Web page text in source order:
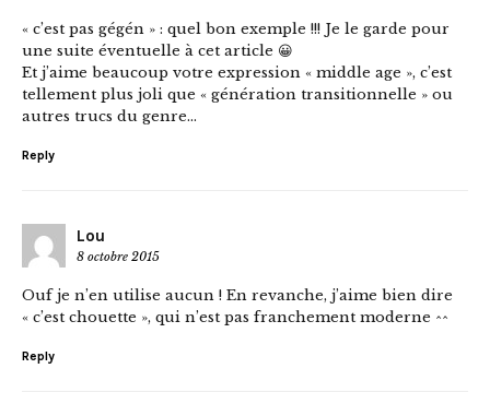
« c’est pas gégén » : quel bon exemple !!! Je le garde pour
une suite éventuelle à cet article 😀
Et j’aime beaucoup votre expression « middle age », c’est
tellement plus joli que « génération transitionnelle » ou
autres trucs du genre…
Reply
Lou
8 octobre 2015
Ouf je n’en utilise aucun ! En revanche, j’aime bien dire
« c’est chouette », qui n’est pas franchement moderne ^^
Reply